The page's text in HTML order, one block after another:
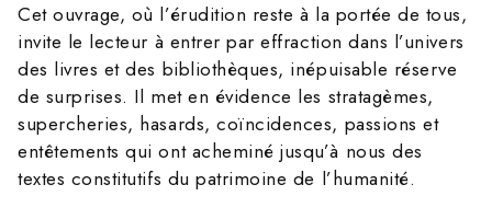
Cet ouvrage, où l’érudition reste à la portée de tous,
invite le lecteur à entrer par effraction dans l’univers
des livres et des bibliothèques, inépuisable réserve
de surprises. Il met en évidence les stratagèmes,
supercheries, hasards, coïncidences, passions et
entêtements qui ont acheminé jusqu’à nous des
textes constitutifs du patrimoine de l’humanité.